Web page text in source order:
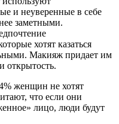
и неуверенные в себе
заметными.
хотят казаться
Макияж придает им
открытость.
женщин не хотят
что если они
лицо, люди будут